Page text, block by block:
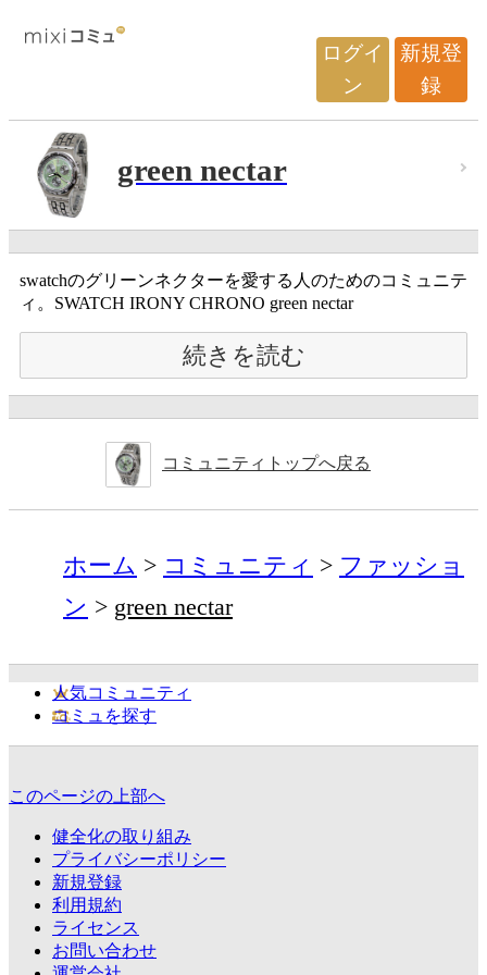
ログイ
ン
新規登
録
green nectar
swatchのグリーンネクターを愛する人のためのコミュニテ
ィ。SWATCH IRONY CHRONO green nectar
続きを読む
コミュニティトップへ戻る
ホーム コミュニティ
ファッショ
ン
green nectar
人気コミュニティ
コミュを探す
このページの上部へ
健全化の取り組み
プライバシーポリシー
新規登録
利用規約
ライセンス
お問い合わせ